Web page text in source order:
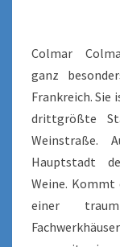
Colmar
ganz
Frankreich. Sie
drittgrößte
Weinstraße.
Hauptstadt
Weine. Kommt
einer